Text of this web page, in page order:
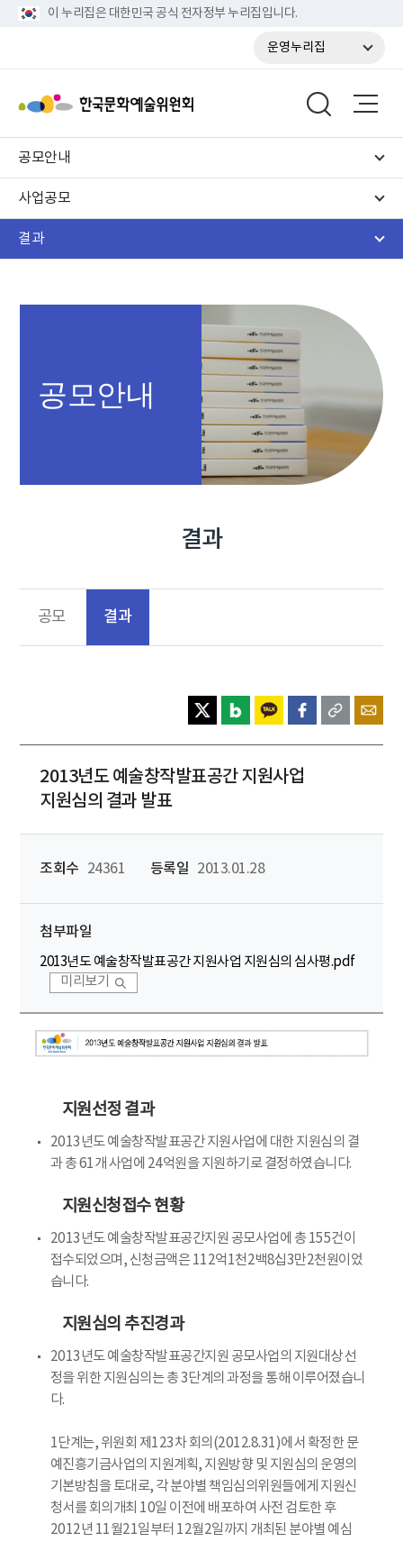
이 누리집은 대한민국 공식 전자정부 누리집입니다.
운영누리집
공모안내
사업공모
결과
공모안내
결과
공모 결과
2013년도 예술창작발표공간 지원사업
지원심의 결과 발표
조회수 24361 등록일 2013.01.28
첨부파일
2013년도 예술창작발표공간 지원사업 지원심의 심사평.pdf
미리보기
지원선정 결과
2013년도 예술창작발표공간 지원사업에 대한 지원심의 결
과 총 61개 사업에 24억원을 지원하기로 결정하였습니다.
지원신청접수 현황
2013년도 예술창작발표공간지원 공모사업에 총 155건이
접수되었으며, 신청금액은 112억1천2백8십3만2천원이었
습니다.
지원심의 추진경과
2013년도 예술창작발표공간지원 공모사업의 지원대상 선
정을 위한 지원심의는 총 3단계의 과정을 통해 이루어졌습니
다.
1단계는, 위원회 제123차 회의(2012.8.31)에서 확정한 문
예진흥기금사업의 지원계획, 지원방향 및 지원심의 운영의
기본방침을 토대로, 각 분야별 책임심의위원들에게 지원신
청서를 회의개최 10일 이전에 배포하여 사전 검토한 후
2012년 11월21일부터 12월2일까지 개최된 분야별 예심